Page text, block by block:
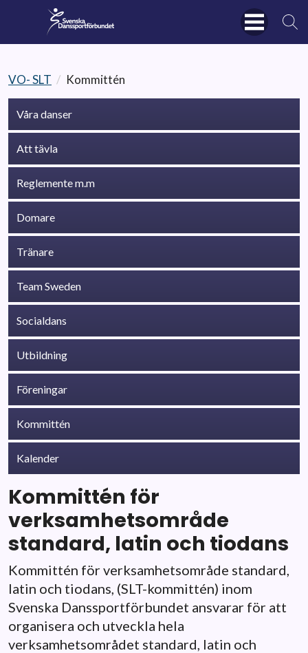
VO- SLT / Kommittén
Våra danser
Att tävla
Reglemente m.m
Domare
Tränare
Team Sweden
Socialdans
Utbildning
Föreningar
Kommittén
Kalender
Kommittén för
verksamhetsområde
standard, latin och tiodans
Kommittén för verksamhetsområde standard,
latin och tiodans, (SLT-kommittén) inom
Svenska Danssportförbundet ansvarar för att
organisera och utveckla hela
verksamhetsområdet standard, latin och